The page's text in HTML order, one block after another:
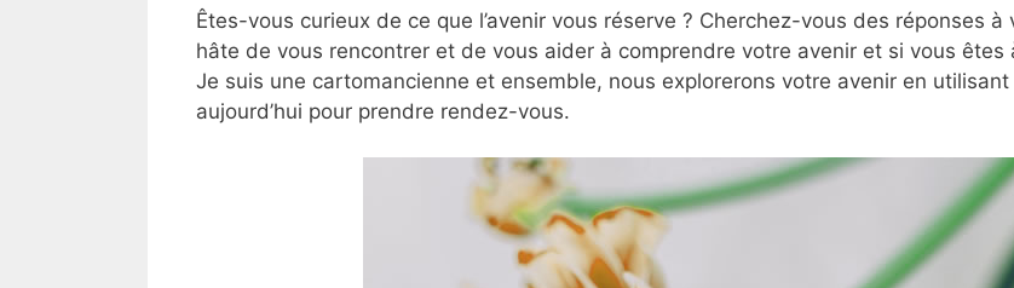
Êtes-vous curieux de ce que l’avenir vous réserve ? Cherchez-vous des réponses à
hâte de vous rencontrer et de vous aider à comprendre votre avenir et si vous
Je suis une cartomancienne et ensemble, nous explorerons votre avenir en
aujourd’hui pour prendre rendez-vous.